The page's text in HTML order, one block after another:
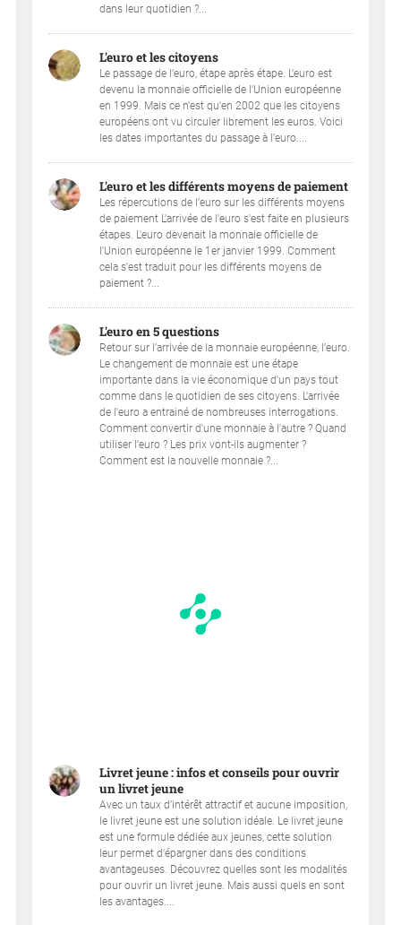
dans leur quotidien ?...
L'euro et les citoyens
Le passage de l’euro, étape après étape. L'euro est
devenu la monnaie officielle de l'Union européenne
en 1999. Mais ce n'est qu'en 2002 que les citoyens
européens ont vu circuler librement les euros. Voici
les dates importantes du passage à l'euro....
L'euro et les différents moyens de paiement
Les répercutions de l’euro sur les différents moyens
de paiement L'arrivée de l'euro s'est faite en plusieurs
étapes. L'euro devenait la monnaie officielle de
l'Union européenne le 1er janvier 1999. Comment
cela s'est traduit pour les différents moyens de
paiement ?...
L'euro en 5 questions
Retour sur l’arrivée de la monnaie européenne, l’euro.
Le changement de monnaie est une étape
importante dans la vie économique d'un pays tout
comme dans le quotidien de ses citoyens. L'arrivée
de l'euro a entrainé de nombreuses interrogations.
Comment convertir d'une monnaie à l'autre ? Quand
utiliser l'euro ? Les prix vont-ils augmenter ?
Comment est la nouvelle monnaie ?...
Livret jeune : infos et conseils pour ouvrir
un livret jeune
Avec un taux d’intérêt attractif et aucune imposition,
le livret jeune est une solution idéale. Le livret jeune
est une formule dédiée aux jeunes, cette solution
leur permet d'épargner dans des conditions
avantageuses. Découvrez quelles sont les modalités
pour ouvrir un livret jeune. Mais aussi quels en sont
les avantages....